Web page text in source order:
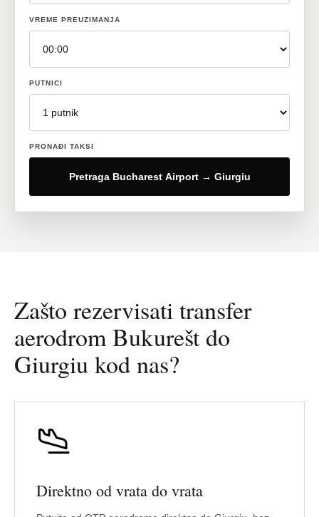
VREME PREUZIMANJA
PUTNICI
PRONAĐI TAKSI
Pretraga Bucharest Airport → Giurgiu
Zašto rezervisati transfer
aerodrom Bukurešt do
Giurgiu kod nas?
Direktno od vrata do vrata